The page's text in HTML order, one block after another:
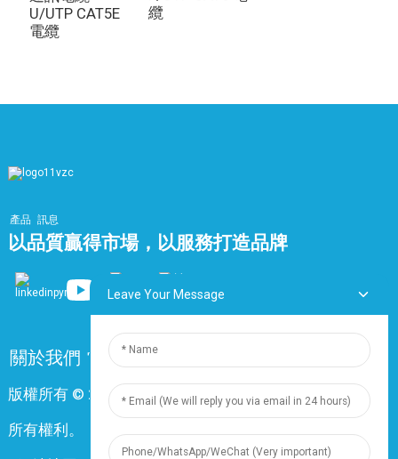
U/UTP CAT5E
電纜
纜
產品 訊息
以品質贏得市場，以服務打造品牌
關於我們 常問問題
版權所有 © 2024 上海鼎尊電氣電纜股份有限公司。保留
所有權利。
Leave Your Message